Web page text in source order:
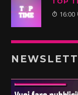
16:00